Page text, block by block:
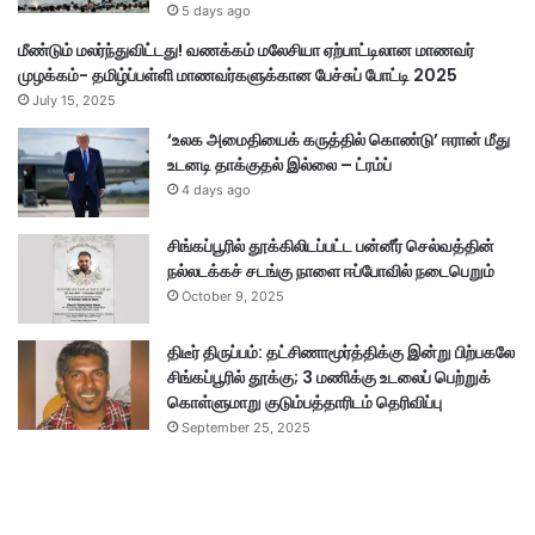
5 days ago
மீண்டும் மலர்ந்துவிட்டது! வணக்கம் மலேசியா ஏற்பாட்டிலான மாணவர்
முழக்கம்- தமிழ்ப்பள்ளி மாணவர்களுக்கான பேச்சுப் போட்டி 2025
July 15, 2025
‘உலக அமைதியைக் கருத்தில் கொண்டு’ ஈரான் மீது
உடனடி தாக்குதல் இல்லை – ட்ரம்ப்
4 days ago
சிங்கப்பூரில் தூக்கிலிடப்பட்ட பன்னீர் செல்வத்தின்
நல்லடக்கச் சடங்கு நாளை ஈப்போவில் நடைபெறும்
October 9, 2025
திடீர் திருப்பம்: தட்சிணாமூர்த்திக்கு இன்று பிற்பகலே
சிங்கப்பூரில் தூக்கு; 3 மணிக்கு உடலைப் பெற்றுக்
கொள்ளுமாறு குடும்பத்தாரிடம் தெரிவிப்பு
September 25, 2025